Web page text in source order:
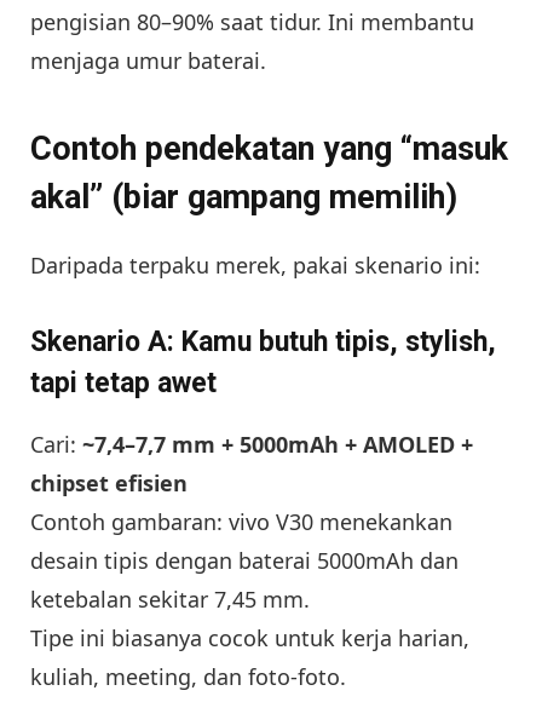
pengisian 80–90% saat tidur. Ini membantu
menjaga umur baterai.
Contoh pendekatan yang “masuk
akal” (biar gampang memilih)
Daripada terpaku merek, pakai skenario ini:
Skenario A: Kamu butuh tipis, stylish,
tapi tetap awet
Cari: ~7,4–7,7 mm + 5000mAh + AMOLED +
chipset efisien
Contoh gambaran: vivo V30 menekankan
desain tipis dengan baterai 5000mAh dan
ketebalan sekitar 7,45 mm.
Tipe ini biasanya cocok untuk kerja harian,
kuliah, meeting, dan foto-foto.